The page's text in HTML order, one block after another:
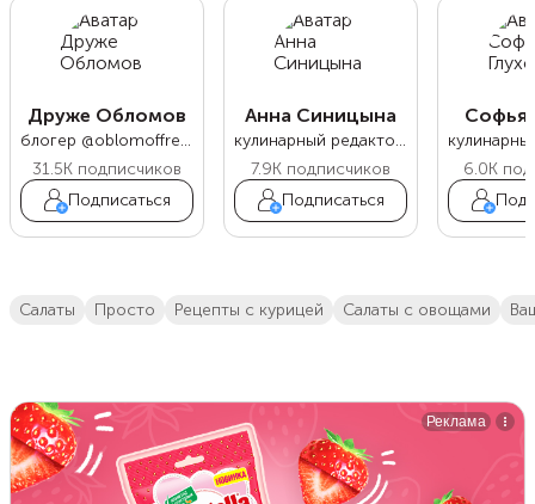
Друже Обломов
блогер @oblomoffrecipe
31.5K подписчиков
Подписаться
Анна Синицына
кулинарный редактор Food.ru
7.9K подписчиков
Подписаться
Софья
6.0K
салаты просто Рецепты с курицей салаты с овощами